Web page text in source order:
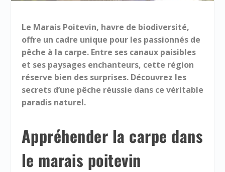
Le Marais Poitevin, havre de biodiversité,
offre un cadre unique pour les passionnés de
pêche à la carpe. Entre ses canaux paisibles
et ses paysages enchanteurs, cette région
réserve bien des surprises. Découvrez les
secrets d’une pêche réussie dans ce véritable
paradis naturel.
Appréhender la carpe dans
le marais poitevin